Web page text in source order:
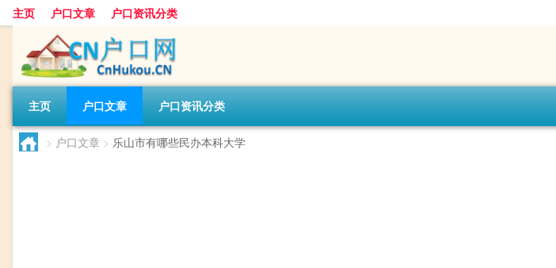
主页 户口文章 户口资讯分类
主页 户口文章 户口资讯分类
> 户口文章 > 乐山市有哪些民办本科大学